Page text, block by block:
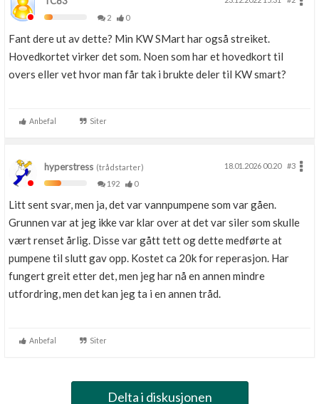
2
0
Fant dere ut av dette? Min KW SMart har også streiket.
Hovedkortet virker det som. Noen som har et hovedkort til
overs eller vet hvor man får tak i brukte deler til KW smart?
Anbefal Siter
hyperstress (trådstarter) 18.01.2026 00.20
#3
192
0
Litt sent svar, men ja, det var vannpumpene som var gåen.
Grunnen var at jeg ikke var klar over at det var siler som skulle
vært renset årlig. Disse var gått tett og dette medførte at
pumpene til slutt gav opp. Kostet ca 20k for reperasjon. Har
fungert greit etter det, men jeg har nå en annen mindre
utfordring, men det kan jeg ta i en annen tråd.
Anbefal Siter
Delta i diskusjonen